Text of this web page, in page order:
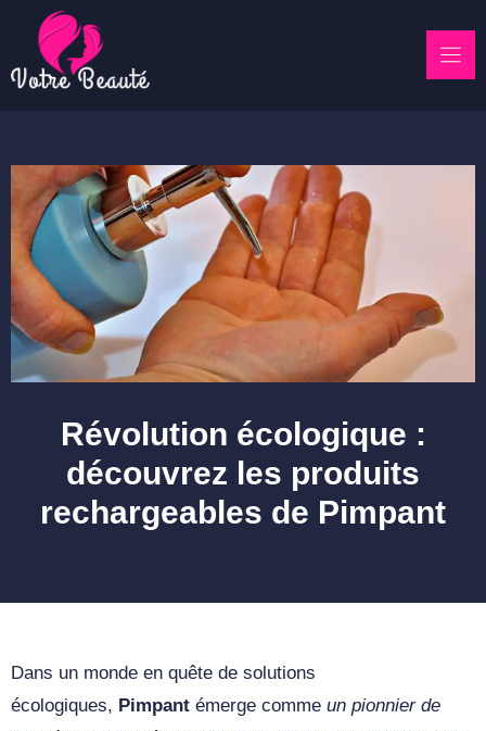
content
Révolution écologique :
découvrez les produits
rechargeables de Pimpant
Dans un monde en quête de solutions
écologiques, Pimpant émerge comme un pionnier de